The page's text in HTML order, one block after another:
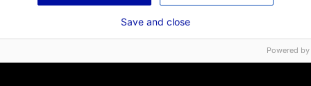
Save and close
Powered by